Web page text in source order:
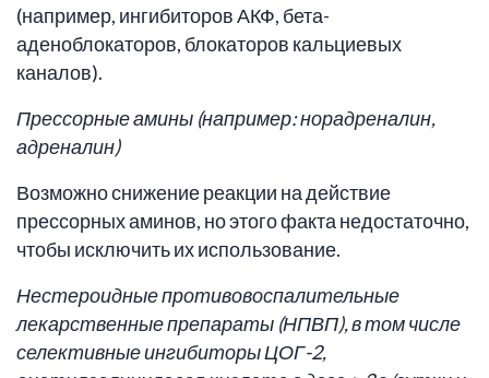
(например, ингибиторов АКФ, бета-
аденоблокаторов, блокаторов кальциевых
каналов).
Прессорные амины (например: норадреналин,
адреналин)
Возможно снижение реакции на действие
прессорных аминов, но этого факта недостаточно,
чтобы исключить их использование.
Нестероидные противовоспалительные
лекарственные препараты (НПВП), в том числе
селективные ингибиторы ЦОГ-2,